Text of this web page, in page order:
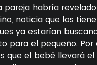
pareja habría
noticia que los
ya estarían
para el pequeño. Por
que el bebé llevará